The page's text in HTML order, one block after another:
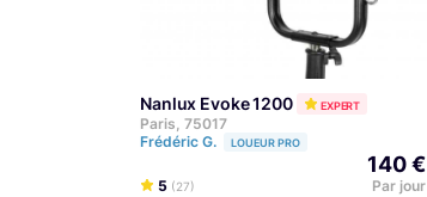
Nanlux Evoke 1200 EXPERT
Paris, 75017
Frédéric G.
LOUEUR PRO
5 (27)
140 €
Par jour